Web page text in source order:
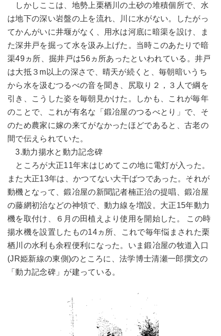
しかしここは、地勢上栗栖川の土砂の堆積個所で、水
は地下の深い岩盤の上を流れ、川に水がない。したがっ
てかんがいに井堰がなく、用水は河底に暗渠を設け、ま
た深井戸を掘って水を汲み上げた。当時このあたりで暗
渠49ヵ所、掘井戸は56ヵ所あったといわれている。井戸
は大抵３m以上の深さで、晴天が続くと、毎朝暗いうち
から水を汲むつるべの音を聞き、尻取り２，３人で綱を
引き、こうした姿を毎朝見かけた。しかも、これが毎年
のことで、これが有名な「鍛冶屋のつるべとり」で、そ
のため農家に嫁の来てがなかったほどであると、古老の
間で伝えられていた。
3.動力揚水と動力記念碑
ところが大正11年末はじめてこの地に電灯が入った。
また大正13年は、かつてない大干ばつであった。それが
動機となって、鍛冶屋の新聞記者楠正治の提唱、鍛冶屋
の藤網初治などの神領で、動力線を増設。大正15年動力
機を取付け、６月の田植えより使用を開始した。 この時
揚水機を設置したもの14ヵ所、これで毎年悩まされた栗
栖川の水利も余程便利になった。いま鍛冶屋の牧道入口
(JR姫新線の東側)のところに、法学博士清瀬一郎撰文の
「動力記念碑」が建っている。